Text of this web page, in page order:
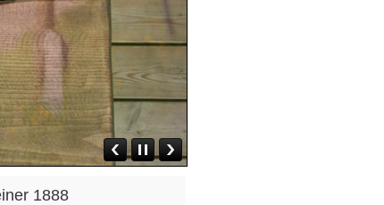
RAUMGESTALT
SERVIERBRETT
ZUM PRODUKT
1888